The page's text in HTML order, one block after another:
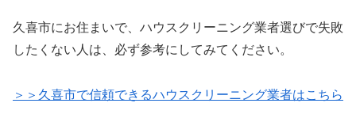
久喜市にお住まいで、ハウスクリーニング業者選びで失敗
したくない人は、必ず参考にしてみてください。
＞＞久喜市で信頼できるハウスクリーニング業者はこちら